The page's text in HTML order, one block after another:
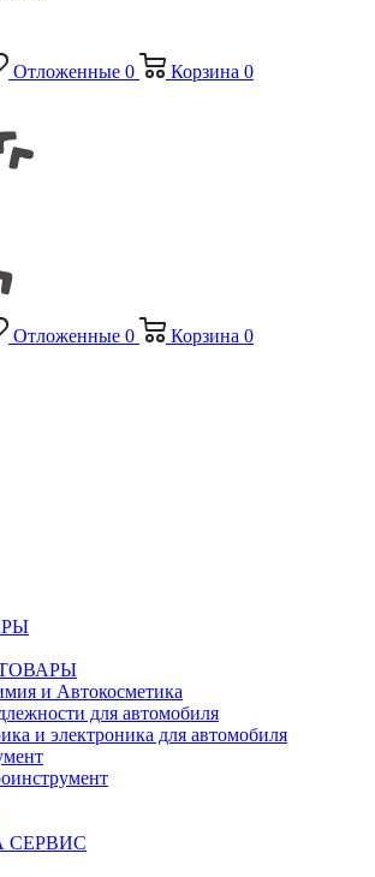
Отложенные 0 Корзина 0
Отложенные 0 Корзина 0
и Автокосметика
для автомобиля
и электроника для автомобиля
СЕРВИС